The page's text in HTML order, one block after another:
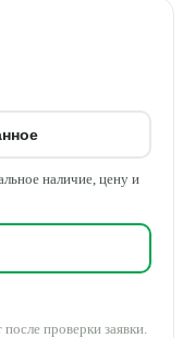
наличие, цену и
проверки заявки.